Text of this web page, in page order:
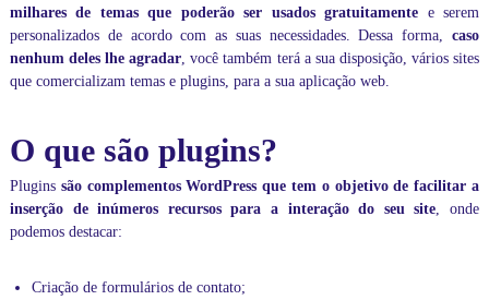
n
o
c
o
d
e
r
r
milhares de temasque poderão ser usados gratuitamente e serem
personalizados de acordo com as suas necessidades. Dessa forma,caso
nenhum deles lhe agradar , você também terá a sua disposição, vários sites
que comercializam temas e plugins, para a sua aplicação web.
O que são plugins?
Plugins são complementos WordPress que tem o objetivo de facilitar a
inserção de inúmeros recursos para a interação do seu site , onde
podemos destacar:
Criação de formulários de contato;